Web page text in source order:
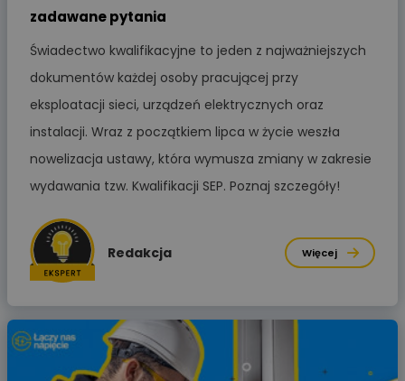
zadawane pytania
Świadectwo kwalifikacyjne to jeden z najważniejszych
dokumentów każdej osoby pracującej przy
eksploatacji sieci, urządzeń elektrycznych oraz
instalacji. Wraz z początkiem lipca w życie weszła
nowelizacja ustawy, która wymusza zmiany w zakresie
wydawania tzw. Kwalifikacji SEP. Poznaj szczegóły!
Redakcja Więcej